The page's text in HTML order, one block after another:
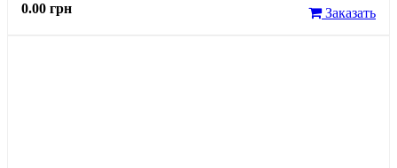
0.00 грн Заказать